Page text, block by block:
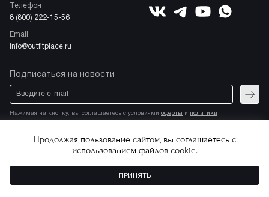
ДОБАВИТЬ В КОРЗИНУ
Подписаться на новости
Нажимая на кнопку, вы соглашаетесь с условиями оферты и политики
Телефон
8 (800) 222-15-56
Email
info@outfitplace.ru
ВКонтактеTelegramYouTubeWhatsApp
Все права защищены
конфиденциальности
Продолжая пользование сайтом, вы соглашаетесь с
использованием файлов cookie.
ПРИНЯТЬ